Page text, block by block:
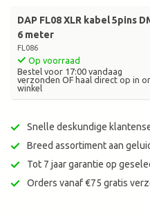
DAP FL08 XLR kabel 5pins
6 meter
FL086
Op voorraad
Bestel voor 17:00 vandaag
verzonden OF haal direct op in
winkel
Snelle deskundige
Breed assortiment aan
Tot 7 jaar garantie op
Orders vanaf €75 gratis